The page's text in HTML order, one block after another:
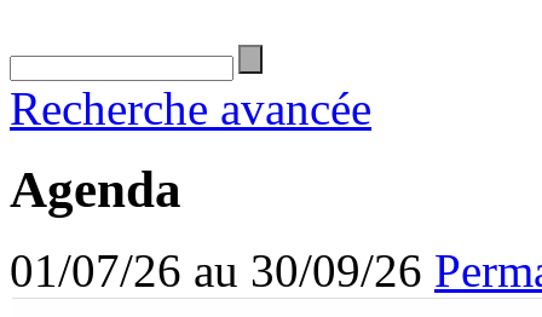
Recherche avancée
Agenda
01/07/26 au 30/09/26